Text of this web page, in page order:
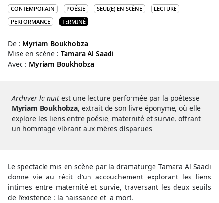
CONTEMPORAIN POÉSIE SEUL(E) EN SCÈNE
LECTURE
PERFORMANCE
TERMINÉ
De : Myriam Boukhobza
Mise en scène : Tamara Al Saadi
Avec : Myriam Boukhobza
Archiver la nuit est une lecture performée par la poétesse
Myriam Boukhobza, extrait de son livre éponyme, où elle
explore les liens entre poésie, maternité et survie, offrant
un hommage vibrant aux mères disparues.
Le spectacle mis en scène par la dramaturge Tamara Al Saadi
donne vie au récit d’un accouchement explorant les liens
intimes entre maternité et survie, traversant les deux seuils
de l’existence : la naissance et la mort.